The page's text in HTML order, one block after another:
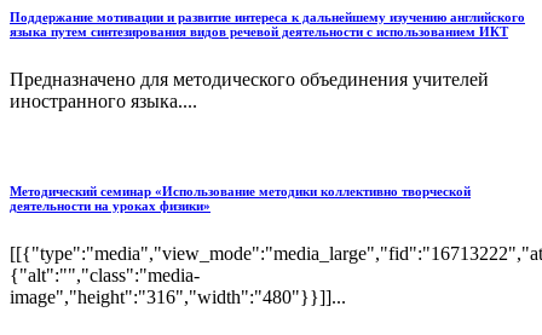
Поддержание мотивации и развитие интереса к дальнейшему изучению английского
языка путем синтезирования видов речевой деятельности с использованием ИКТ
Предназначено для методического объединения учителей
иностранного языка....
Методический семинар «Использование методики коллективно творческой
деятельности на уроках физики»
{"alt":"","class":"media-
image","height":"316","width":"480"}}]]...